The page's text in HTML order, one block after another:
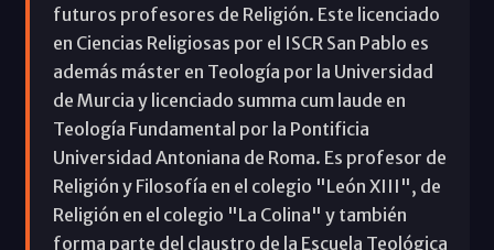
futuros profesores de Religión. Este licenciado
en Ciencias Religiosas por el ISCR San Pablo es
además máster en Teología por la Universidad
de Murcia y licenciado summa cum laude en
Teología Fundamental por la Pontificia
Universidad Antoniana de Roma. Es profesor de
Religión y Filosofía en el colegio "León XIII", de
Religión en el colegio "La Colina" y también
forma parte del claustro de la Escuela Teológica